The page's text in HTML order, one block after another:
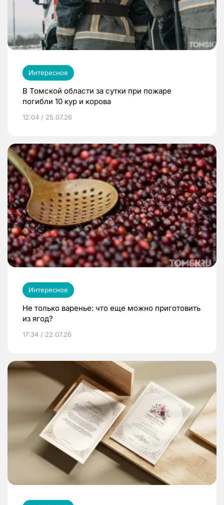
Интересное
В Томской области за сутки при пожаре
погибли 10 кур и корова
12:04 / 25.07.26
Интересное
Не только варенье: что еще можно приготовить
из ягод?
17:34 / 22.07.26